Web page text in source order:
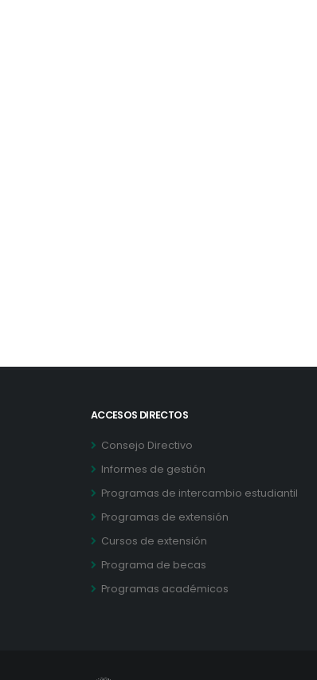
ACCESOS DIRECTOS
Consejo Directivo
Informes de gestión
Programas de intercambio estudiantil
Programas de extensión
Cursos de extensión
Programa de becas
Programas académicos